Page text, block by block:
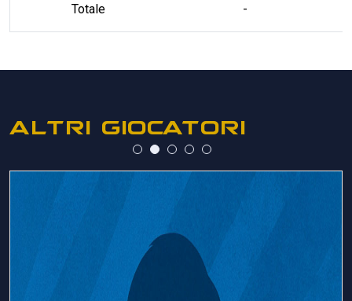
Totale -
ALTRI GIOCATORI